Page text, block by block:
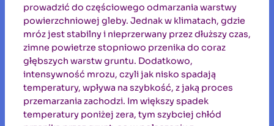
prowadzić do częściowego odmarzania warstwy
powierzchniowej gleby. Jednak w klimatach, gdzie
mróz jest stabilny i nieprzerwany przez dłuższy czas,
zimne powietrze stopniowo przenika do coraz
głębszych warstw gruntu. Dodatkowo,
intensywność mrozu, czyli jak nisko spadają
temperatury, wpływa na szybkość, z jaką proces
przemarzania zachodzi. Im większy spadek
temperatury poniżej zera, tym szybciej chłód